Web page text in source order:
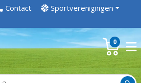
Contact Sportverenigingen
0